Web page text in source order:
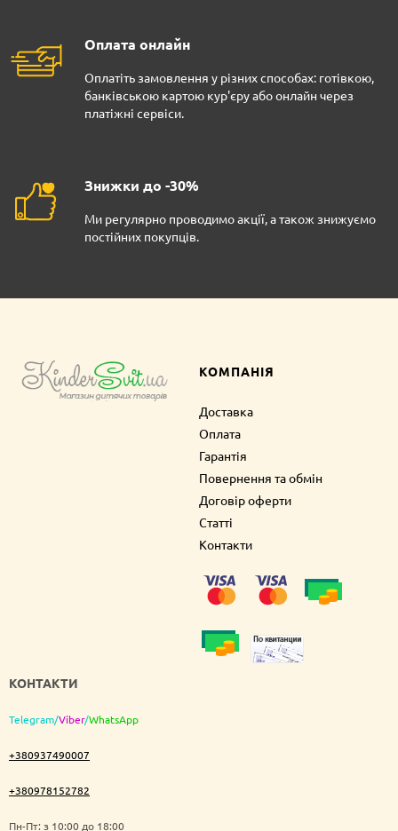
Оплата онлайн
Оплатіть замовлення у різних способах: готівкою,
банківською картою кур'єру або онлайн через
платіжні сервіси.
Знижки до -30%
Ми регулярно проводимо акції, а також знижуємо
постійних покупців.
КОМПАНІЯ
Доставка
Оплата
Гарантія
Повернення та обмін
Договір оферти
Статті
Контакти
КОНТАКТИ
Telegram/Viber/WhatsApp
+380937490007
+380978152782
Пн-Пт: з 10:00 до 18:00